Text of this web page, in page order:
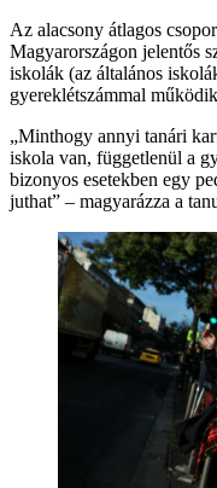
Az alacsony átlagos
Magyarországon jelentős
iskolák (az általános
gyereklétszámmal
„Minthogy annyi tanári
iskola van, függetlenül a
bizonyos esetekben egy
juthat” – magyarázza a